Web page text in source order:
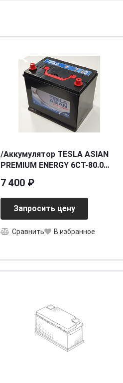
/Аккумулятор TESLA ASIAN
PREMIUM ENERGY 6СТ-80.0
7 400 ₽
Запросить цену
Сравнить В избранное